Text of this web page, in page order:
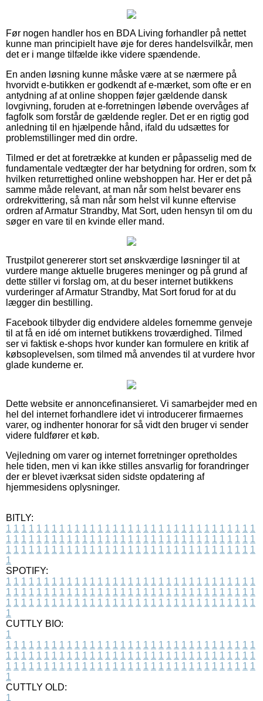
Før nogen handler hos en BDA Living forhandler på nettet
kunne man principielt have øje for deres handelsvilkår, men
det er i mange tilfælde ikke videre spændende.
En anden løsning kunne måske være at se nærmere på
hvorvidt e-butikken er godkendt af e-mærket, som ofte er en
antydning af at online shoppen føjer gældende dansk
lovgivning, foruden at e-forretningen løbende overvåges af
fagfolk som forstår de gældende regler. Det er en rigtig god
anledning til en hjælpende hånd, ifald du udsættes for
problemstillinger med din ordre.
Tilmed er det at foretrække at kunden er påpasselig med de
fundamentale vedtægter der har betydning for ordren, som fx
hvilken returrettighed online webshoppen har. Her er det på
samme måde relevant, at man når som helst bevarer ens
ordrekvittering, så man når som helst vil kunne eftervise
ordren af Armatur Strandby, Mat Sort, uden hensyn til om du
søger en vare til en kvinde eller mand.
Trustpilot genererer stort set ønskværdige løsninger til at
vurdere mange aktuelle brugeres meninger og på grund af
dette stiller vi forslag om, at du beser internet butikkens
vurderinger af Armatur Strandby, Mat Sort forud for at du
lægger din bestilling.
Facebook tilbyder dig endvidere aldeles fornemme genveje
til at få en idé om internet butikkens troværdighed. Tilmed
ser vi faktisk e-shops hvor kunder kan formulere en kritik af
købsoplevelsen, som tilmed må anvendes til at vurdere hvor
glade kunderne er.
Dette website er annoncefinansieret. Vi samarbejder med en
hel del internet forhandlere idet vi introducerer firmaernes
varer, og indhenter honorar for så vidt den bruger vi sender
videre fuldfører et køb.
Vejledning om varer og internet forretninger opretholdes
hele tiden, men vi kan ikke stilles ansvarlig for forandringer
der er blevet iværksat siden sidste opdatering af
hjemmesidens oplysninger.
BITLY:
1 1 1 1 1 1 1 1 1 1 1 1 1 1 1 1 1 1 1 1 1 1 1 1 1 1 1 1 1 1 1 1 1
1 1 1 1 1 1 1 1 1 1 1 1 1 1 1 1 1 1 1 1 1 1 1 1 1 1 1 1 1 1 1 1 1
1 1 1 1 1 1 1 1 1 1 1 1 1 1 1 1 1 1 1 1 1 1 1 1 1 1 1 1 1 1 1 1 1
1
SPOTIFY:
1 1 1 1 1 1 1 1 1 1 1 1 1 1 1 1 1 1 1 1 1 1 1 1 1 1 1 1 1 1 1 1 1
1 1 1 1 1 1 1 1 1 1 1 1 1 1 1 1 1 1 1 1 1 1 1 1 1 1 1 1 1 1 1 1 1
1 1 1 1 1 1 1 1 1 1 1 1 1 1 1 1 1 1 1 1 1 1 1 1 1 1 1 1 1 1 1 1 1
1
CUTTLY BIO:
1
1 1 1 1 1 1 1 1 1 1 1 1 1 1 1 1 1 1 1 1 1 1 1 1 1 1 1 1 1 1 1 1 1
1 1 1 1 1 1 1 1 1 1 1 1 1 1 1 1 1 1 1 1 1 1 1 1 1 1 1 1 1 1 1 1 1
1 1 1 1 1 1 1 1 1 1 1 1 1 1 1 1 1 1 1 1 1 1 1 1 1 1 1 1 1 1 1 1 1
1
CUTTLY OLD:
1